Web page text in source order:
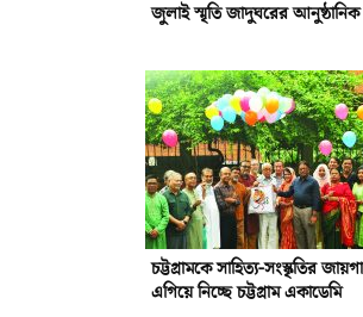
জুলাই স্মৃতি জাদুঘরের আনুষ্ঠানিক
চট্টগ্রামকে সাহিত্য-সংস্কৃতির
এগিয়ে নিচ্ছে চট্টগ্রাম একাডেমি